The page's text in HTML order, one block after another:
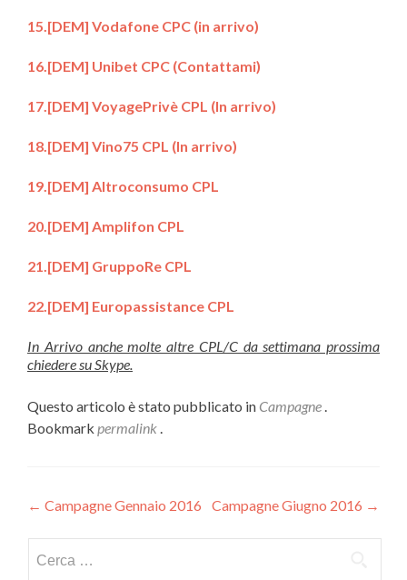
15.[DEM] Vodafone CPC (in arrivo)
16.[DEM] Unibet CPC (Contattami)
17.[DEM] VoyagePrivè CPL (In arrivo)
18.[DEM] Vino75 CPL (In arrivo)
19.[DEM] Altroconsumo CPL
20.[DEM] Amplifon CPL
21.[DEM] GruppoRe CPL
22.[DEM] Europassistance CPL
In Arrivo anche molte altre CPL/C da settimana prossima
chiedere su Skype.
Questo articolo è stato pubblicato in Campagne .
Bookmark permalink .
Navigazione
articoli
← Campagne Gennaio 2016 Campagne Giugno 2016 →
per: